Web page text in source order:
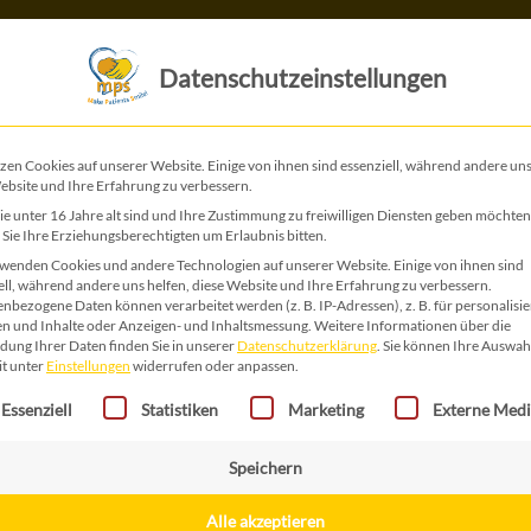
10,00
Weihnachtsset
Das Set besteht
Rot, einer
Datenschutzeinstellungen
Cookies auf unserer Website. Einige von ihnen sind essenziell, während andere
und Ihre Erfahrung zu verbessern.
unter 16 Jahre alt sind und Ihre Zustimmung zu freiwilligen Diensten geben
Sie Ihre Erziehungsberechtigten um Erlaubnis bitten.
Cookies und andere Technologien auf unserer Website. Einige von ihnen sind
während andere uns helfen, diese Website und Ihre Erfahrung zu verbessern.
Daten können verarbeitet werden (z. B. IP-Adressen), z. B. für
und Inhalte oder Anzeigen- und Inhaltsmessung. Weitere Informationen über die
Ihrer Daten finden Sie in unserer Datenschutzerklärung. Sie können Ihre
unterEinstellungen widerrufen oder anpassen.
eine Liste der Service-Gruppen, für die eine Einwilligung erteilt
Essenziell Statistiken Marketing Externe
Speichern
Alle akzeptieren